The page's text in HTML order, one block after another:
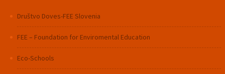
Društvo Doves-FEE Slovenia
FEE – Foundation for Enviromental Education
Eco-Schools